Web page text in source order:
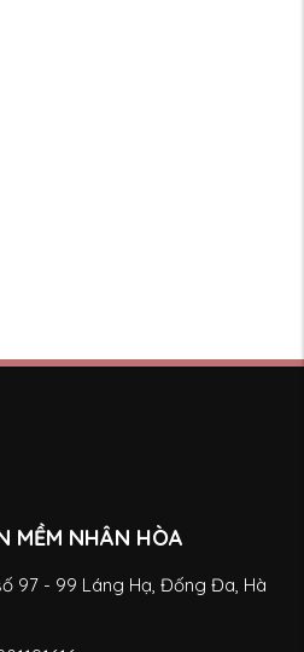
MỀM NHÂN HÒA
97 - 99 Láng Hạ, Đống Đa, Hà